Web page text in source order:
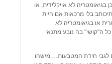
בגיאומטריה לא אויקלידית, או
בלי מרכאות אם היית
או בגיאומטריה לא
ה"קושי" בה נובע מתנאי
לגבי חידת המטבעות….מישהו